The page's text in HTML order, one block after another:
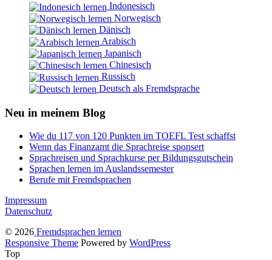
Indonesisch
Norwegisch
Dänisch
Arabisch
Japanisch
Chinesisch
Russisch
Deutsch als Fremdsprache
Neu in meinem Blog
Wie du 117 von 120 Punkten im TOEFL Test schaffst
Wenn das Finanzamt die Sprachreise sponsert
Sprachreisen und Sprachkurse per Bildungsgutschein
Sprachen lernen im Auslandssemester
Berufe mit Fremdsprachen
Impressum
Datenschutz
© 2026 Fremdsprachen lernen
Responsive Theme Powered by WordPress
Top